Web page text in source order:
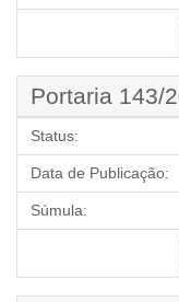
Portaria 143/
Status:
Data de Publicação:
Súmula: